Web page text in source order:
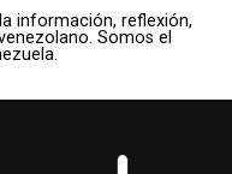
información, reflexión,
Somos el